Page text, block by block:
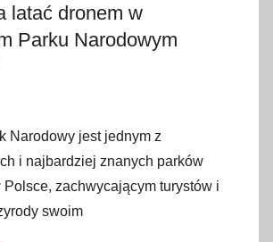
latać dronem w
Parku Narodowym
Narodowy jest jednym z
i najbardziej znanych parków
Polsce, zachwycającym turystów i
swoim